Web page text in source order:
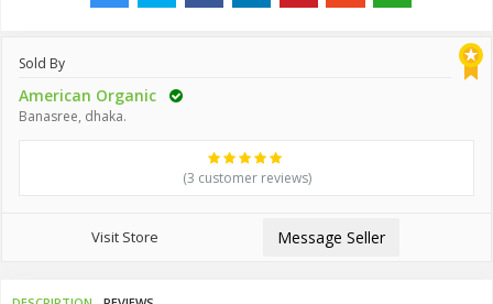
Sold By
American Organic
Banasree, dhaka.
(3 customer reviews)
Visit Store Message Seller